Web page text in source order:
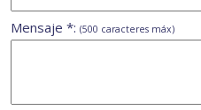
Mensaje *: (500 caracteres máx)